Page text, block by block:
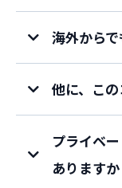
海外から
他に、こ
プライベ
ありますか